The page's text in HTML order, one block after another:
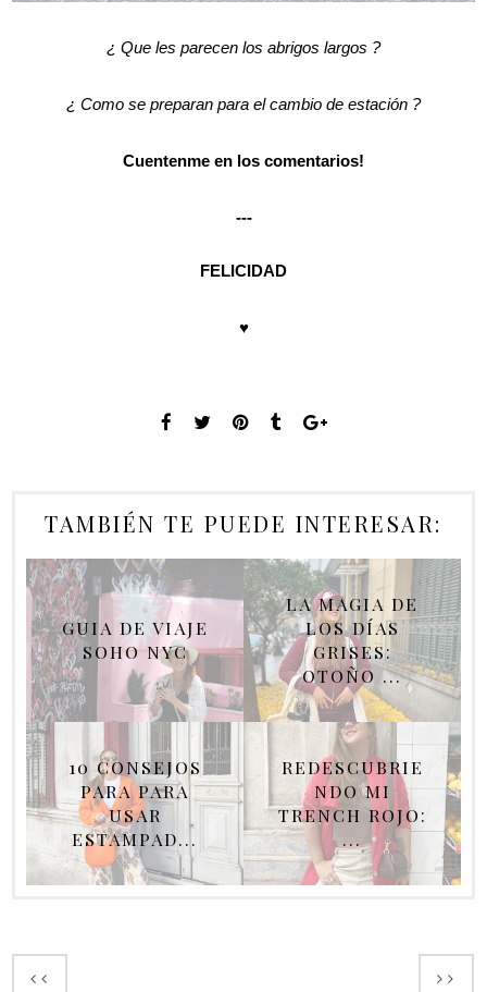
¿ Que les parecen los abrigos largos ?
¿ Como se preparan para el cambio de estación ?
Cuentenme en los comentarios!
---
FELICIDAD
♥
TAMBIÉN TE PUEDE INTERESAR:
GUIA DE VIAJE
SOHO NYC
LA MAGIA DE
LOS DÍAS
GRISES:
OTOÑO ...
10 CONSEJOS
PARA PARA
USAR
ESTAMPAD...
REDESCUBRIE
NDO MI
TRENCH ROJO:
...